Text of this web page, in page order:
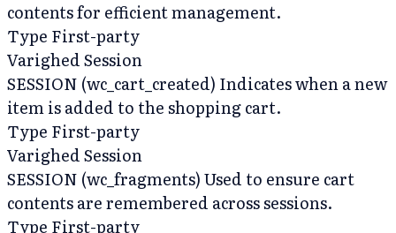
contents for efficient management.
Type First-party
VarighedSession
SESSION (wc_cart_created) Indicates when a new
item is added to the shopping cart.
Type First-party
VarighedSession
SESSION (wc_fragments)Used to ensure cart
contents are remembered across sessions.
Type First-party